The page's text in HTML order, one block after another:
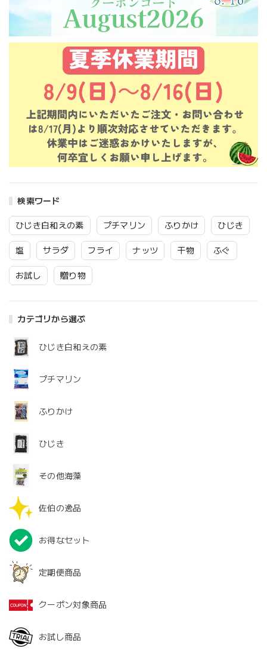
検索ワード
ひじき白和えの素 プチマリン ふりかけ ひじき
塩 サラダ フライ ナッツ 干物 ふぐ
お試し 贈り物
カテゴリから選ぶ
ひじき白和えの素
プチマリン
ふりかけ
ひじき
その他海藻
佐伯の逸品
お得なセット
定期便商品
クーポン対象商品
お試し商品